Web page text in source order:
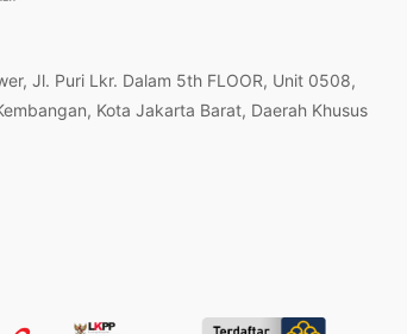
Jl. Puri Lkr. Dalam 5th FLOOR, Unit 0508,
Kota Jakarta Barat, Daerah Khusus